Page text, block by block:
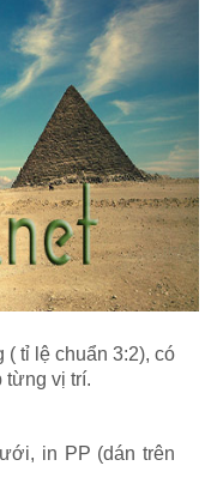
( tỉ lệ chuẩn 3:2), có
từng vị trí.
in PP (dán trên